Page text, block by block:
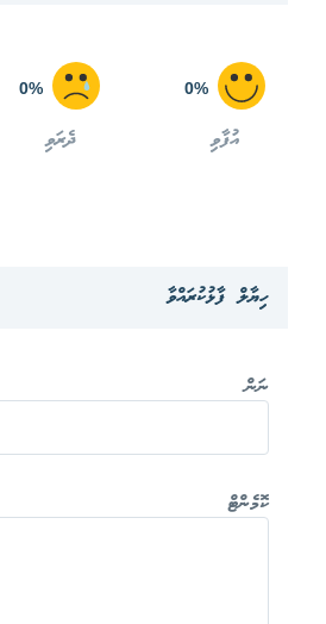
0%
އުފާވި
0%
ދެރަވި
ހިޔާލް ފާޅުކުރައްވާ
ނަން
ކޮމެންޓް